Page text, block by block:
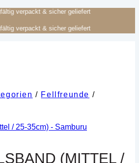
Kunsthandwerk aus Afrika
Kunsthandwerk aus Afrika
/ Fellfreunde /
(MITTEL /